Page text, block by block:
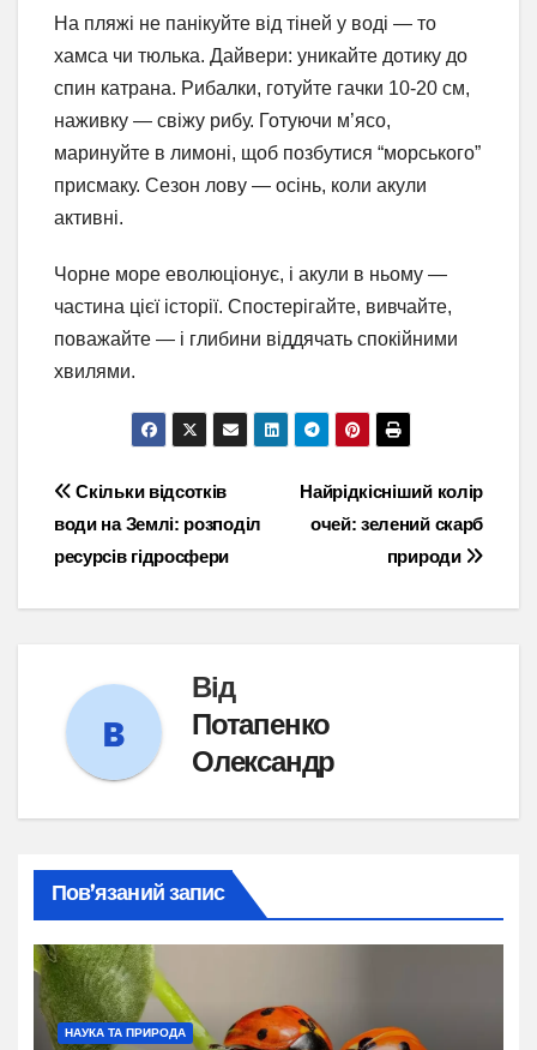
На пляжі не панікуйте від тіней у воді — то
хамса чи тюлька. Дайвери: уникайте дотику до
спин катрана. Рибалки, готуйте гачки 10-20 см,
наживку — свіжу рибу. Готуючи м’ясо,
маринуйте в лимоні, щоб позбутися “морського”
присмаку. Сезон лову — осінь, коли акули
активні.
Чорне море еволюціонує, і акули в ньому —
частина цієї історії. Спостерігайте, вивчайте,
поважайте — і глибини віддячать спокійними
хвилями.
Навігація
записів
Найрідкісніший колір
очей: зелений скарб
природи
Скільки відсотків
води на Землі: розподіл
ресурсів гідросфери
Від
Потапенко
Олександр
Пов’язаний запис
НАУКА ТА ПРИРОДА